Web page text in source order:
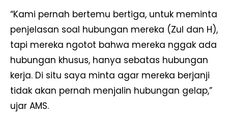
“Kami pernah bertemu bertiga, untuk meminta
penjelasan soal hubungan mereka (Zul dan H),
tapi mereka ngotot bahwa mereka nggak ada
hubungan khusus, hanya sebatas hubungan
kerja. Di situ saya minta agar mereka berjanji
tidak akan pernah menjalin hubungan gelap,”
ujar AMS.